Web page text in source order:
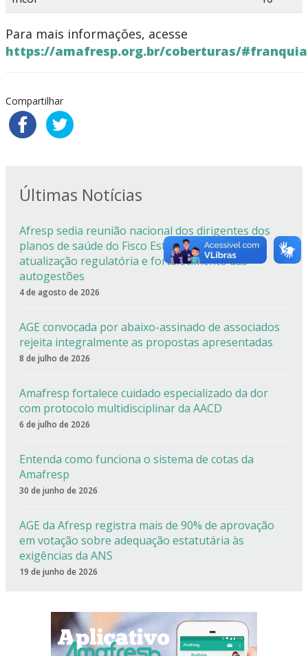
Para mais informações, acesse
https://amafresp.org.br/coberturas/#franquia
Compartilhar
Últimas Notícias
Afresp sedia reunião nacional dos dirigentes dos
planos de saúde do Fisco Estadual com foco em
atualização regulatória e fortalecimento das
autogestões
4 de agosto de 2026
AGE convocada por abaixo-assinado de associados
rejeita integralmente as propostas apresentadas
8 de julho de 2026
Amafresp fortalece cuidado especializado da dor
com protocolo multidisciplinar da AACD
6 de julho de 2026
Entenda como funciona o sistema de cotas da
Amafresp
30 de junho de 2026
AGE da Afresp registra mais de 90% de aprovação
em votação sobre adequação estatutária às
exigências da ANS
19 de junho de 2026